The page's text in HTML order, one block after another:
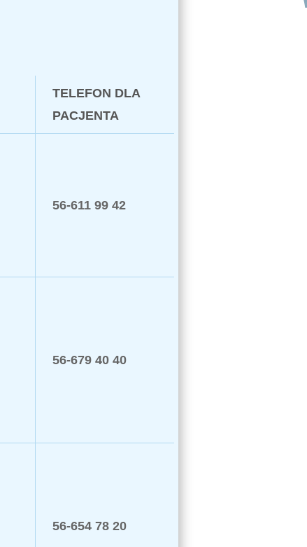
TELEFON DLA
PACJENTA
56-611 99 42
56-679 40 40
56-654 78 20